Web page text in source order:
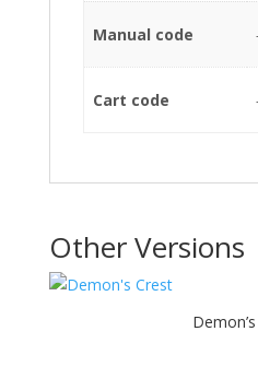
Manual code
Cart code
Other Versions